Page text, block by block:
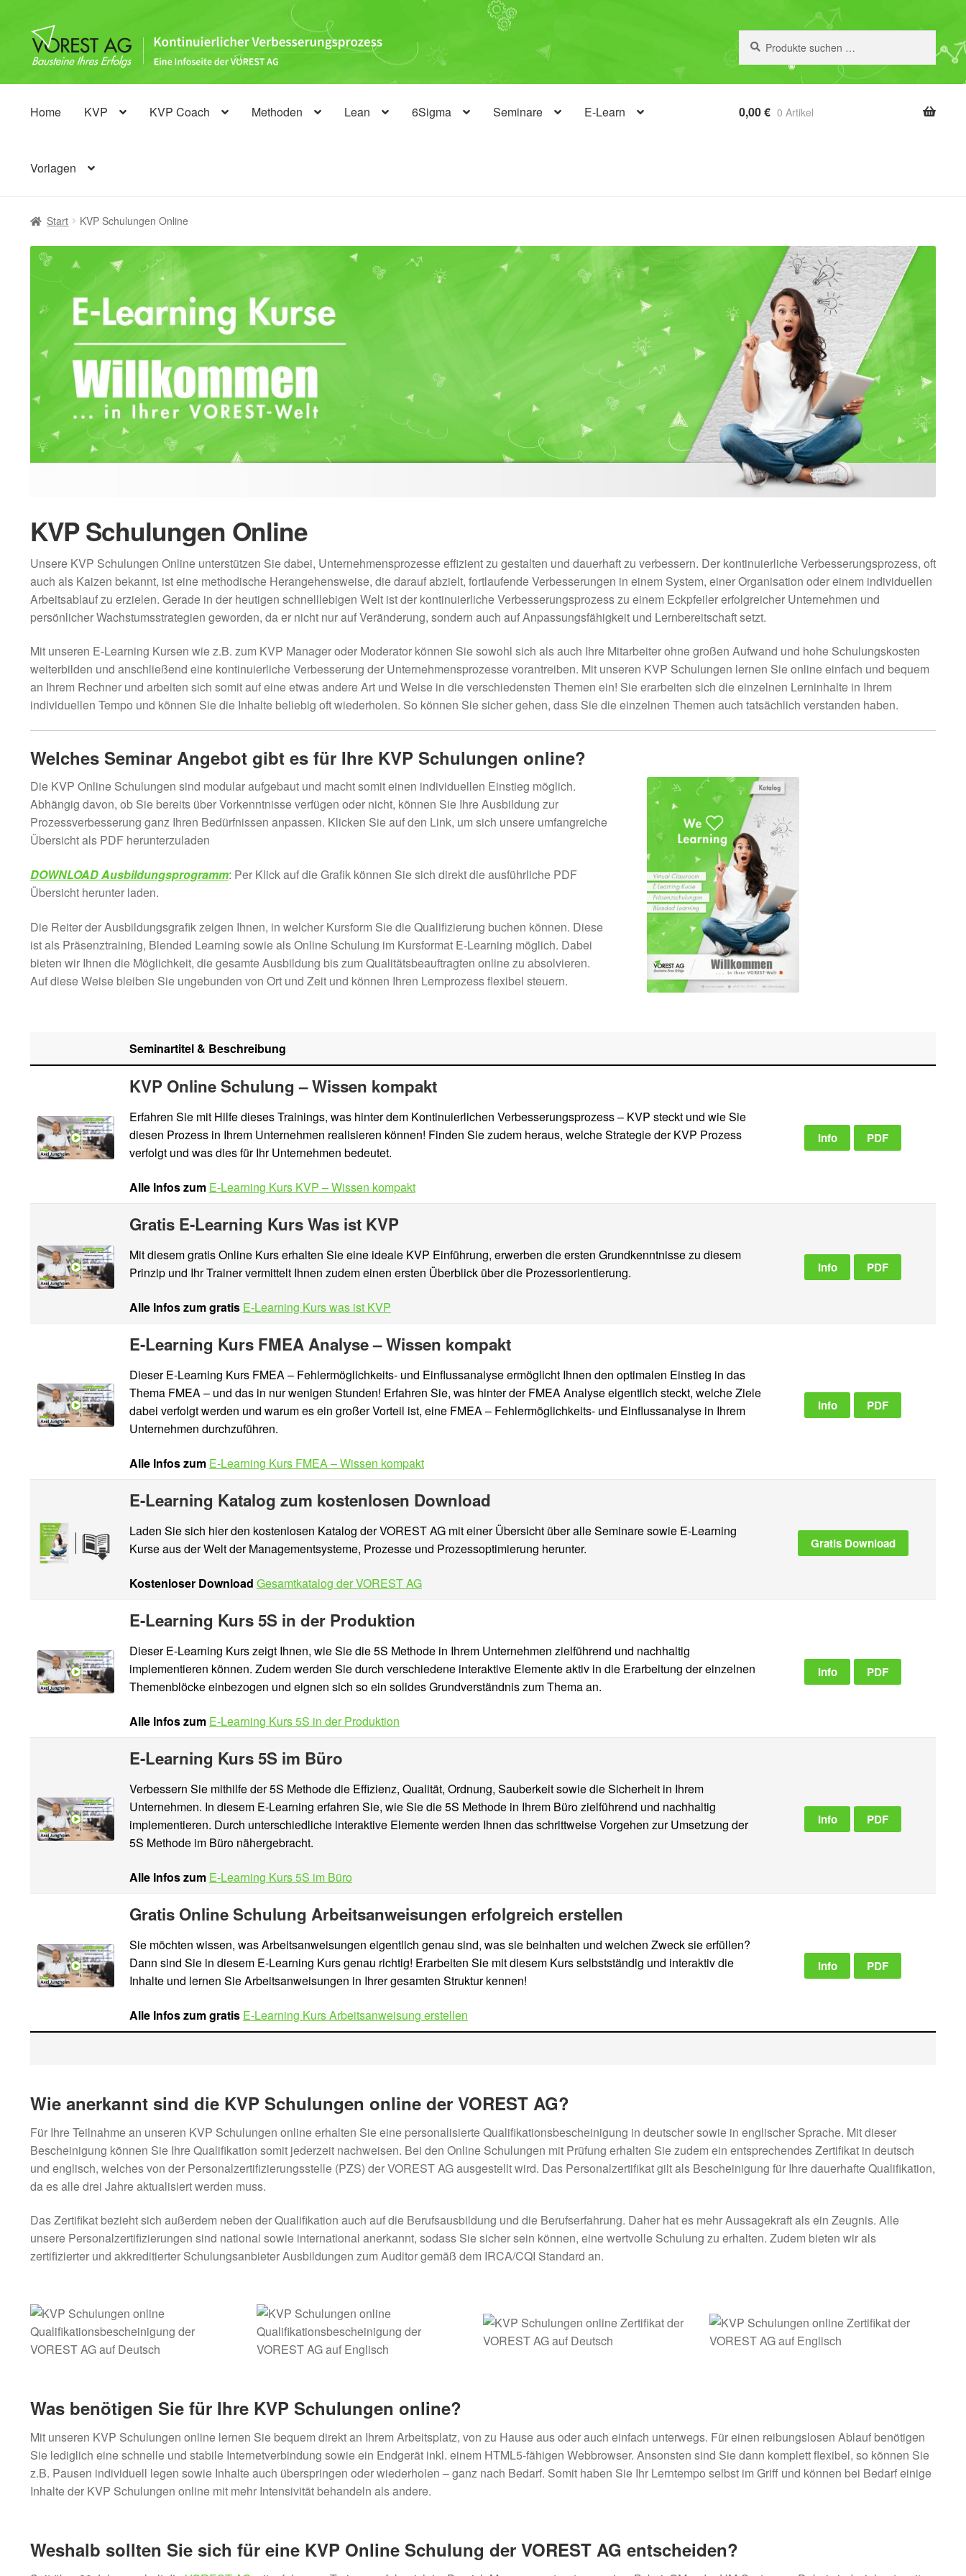
Zur
Navigation
Zum
Inhalt
nach:
Home KVP KVP Coach Methoden Lean 6Sigma Seminare E-Learn
Vorlagen
0,00€ 0 Artikel
Start KVP Schulungen Online
KVP Schulungen Online
Unsere KVP Schulungen Online unterstützen Sie dabei, Unternehmensprozesse effizient zu gestalten und dauerhaft zu verbessern. Der kontinuierliche Verbesserungsprozess, oft
auch als Kaizen bekannt, ist eine methodische Herangehensweise, die darauf abzielt, fortlaufende Verbesserungen in einem System, einer Organisation oder einem individuellen
Arbeitsablauf zu erzielen. Gerade in der heutigen schnelllebigen Welt ist der kontinuierliche Verbesserungsprozess zu einem Eckpfeiler erfolgreicher Unternehmen und
persönlicher Wachstumsstrategien geworden, da er nicht nur auf Veränderung, sondern auch auf Anpassungsfähigkeit und Lernbereitschaft setzt.
Mit unseren E-Learning Kursen wie z.B. zum KVP Manager oder Moderator können Sie sowohl sich als auch Ihre Mitarbeiter ohne großen Aufwand und hohe Schulungskosten
weiterbilden und anschließend eine kontinuierliche Verbesserung der Unternehmensprozesse vorantreiben. Mit unseren KVP Schulungen lernen Sie online einfach und bequem
an Ihrem Rechner und arbeiten sich somit auf eine etwas andere Art und Weise in die verschiedensten Themen ein! Sie erarbeiten sich die einzelnen Lerninhalte in Ihrem
individuellen Tempo und können Sie die Inhalte beliebig oft wiederholen. So können Sie sicher gehen, dass Sie die einzelnen Themen auch tatsächlich verstanden haben.
Welches Seminar Angebot gibt es für Ihre KVP Schulungen online?
Die KVP Online Schulungen sind modular aufgebaut und macht somit einen individuellen Einstieg möglich.
Abhängig davon, ob Sie bereits über Vorkenntnisse verfügen oder nicht, können Sie Ihre Ausbildung zur
Prozessverbesserung ganz Ihren Bedürfnissen anpassen. Klicken Sie auf den Link, um sich unsere umfangreiche
Übersicht als PDF herunterzuladen
DOWNLOAD Ausbildungsprogramm: Per Klick auf die Grafik können Sie sich direkt die ausführliche PDF
Übersicht herunter laden.
Die Reiter der Ausbildungsgrafik zeigen Ihnen, in welcher Kursform Sie die Qualifizierung buchen können. Diese
ist als Präsenztraining, Blended Learning sowie als Online Schulung im Kursformat E-Learning möglich. Dabei
bieten wir Ihnen die Möglichkeit, die gesamte Ausbildung bis zum Qualitätsbeauftragten online zu absolvieren.
Auf diese Weise bleiben Sie ungebunden von Ort und Zeit und können Ihren Lernprozess flexibel steuern.
Seminartitel & Beschreibung
KVP Online Schulung – Wissen kompakt
Erfahren Sie mit Hilfe dieses Trainings, was hinter dem Kontinuierlichen Verbesserungsprozess – KVP steckt und wie Sie
diesen Prozess in Ihrem Unternehmen realisieren können! Finden Sie zudem heraus, welche Strategie der KVP Prozess
verfolgt und was dies für Ihr Unternehmen bedeutet.
Alle Infos zum E-Learning Kurs KVP – Wissen kompakt
Info PDF
Gratis E-Learning Kurs Was ist KVP
Mit diesem gratis Online Kurs erhalten Sie eine ideale KVP Einführung, erwerben die ersten Grundkenntnisse zu diesem
Prinzip und Ihr Trainer vermittelt Ihnen zudem einen ersten Überblick über die Prozessorientierung.
Alle Infos zum gratis E-Learning Kurs was ist KVP
Info PDF
E-Learning Kurs FMEA Analyse – Wissen kompakt
Dieser E-Learning Kurs FMEA – Fehlermöglichkeits- und Einflussanalyse ermöglicht Ihnen den optimalen Einstieg in das
Thema FMEA – und das in nur wenigen Stunden! Erfahren Sie, was hinter der FMEA Analyse eigentlich steckt, welche Ziele
dabei verfolgt werden und warum es ein großer Vorteil ist, eine FMEA – Fehlermöglichkeits- und Einflussanalyse in Ihrem
Unternehmen durchzuführen.
Alle Infos zum E-Learning Kurs FMEA – Wissen kompakt
Info PDF
E-Learning Katalog zum kostenlosen Download
Laden Sie sich hier den kostenlosen Katalog der VOREST AG mit einer Übersicht über alle Seminare sowie E-Learning
Kurse aus der Welt der Managementsysteme, Prozesse und Prozessoptimierung herunter.
Kostenloser Download Gesamtkatalog der VOREST AG
Gratis Download
E-Learning Kurs 5S in der Produktion
Dieser E-Learning Kurs zeigt Ihnen, wie Sie die 5S Methode in Ihrem Unternehmen zielführend und nachhaltig
implementieren können. Zudem werden Sie durch verschiedene interaktive Elemente aktiv in die Erarbeitung der einzelnen
Themenblöcke einbezogen und eignen sich so ein solides Grundverständnis zum Thema an.
Alle Infos zum E-Learning Kurs 5S in der Produktion
Info PDF
E-Learning Kurs 5S im Büro
Verbessern Sie mithilfe der 5S Methode die Effizienz, Qualität, Ordnung, Sauberkeit sowie die Sicherheit in Ihrem
Unternehmen. In diesem E-Learning erfahren Sie, wie Sie die 5S Methode in Ihrem Büro zielführend und nachhaltig
implementieren. Durch unterschiedliche interaktive Elemente werden Ihnen das schrittweise Vorgehen zur Umsetzung der
5S Methode im Büro nähergebracht.
Alle Infos zum E-Learning Kurs 5S im Büro
Info PDF
Gratis Online Schulung Arbeitsanweisungen erfolgreich erstellen
Sie möchten wissen, was Arbeitsanweisungen eigentlich genau sind, was sie beinhalten und welchen Zweck sie erfüllen?
Dann sind Sie in diesem E-Learning Kurs genau richtig! Erarbeiten Sie mit diesem Kurs selbstständig und interaktiv die
Inhalte und lernen Sie Arbeitsanweisungen in Ihrer gesamten Struktur kennen!
Alle Infos zum gratis E-Learning Kurs Arbeitsanweisung erstellen
Info PDF
Wie anerkannt sind die KVP Schulungen online der VOREST AG?
Für Ihre Teilnahme an unseren KVP Schulungen online erhalten Sie eine personalisierte Qualifikationsbescheinigung in deutscher sowie in englischer Sprache. Mit dieser
Bescheinigung können Sie Ihre Qualifikation somit jederzeit nachweisen. Bei den Online Schulungen mit Prüfung erhalten Sie zudem ein entsprechendes Zertifikat in deutsch
und englisch, welches von der Personalzertifizierungsstelle (PZS) der VOREST AG ausgestellt wird. Das Personalzertifikat gilt als Bescheinigung für Ihre dauerhafte Qualifikation,
da es alle drei Jahre aktualisiert werden muss.
Das Zertifikat bezieht sich außerdem neben der Qualifikation auch auf die Berufsausbildung und die Berufserfahrung. Daher hat es mehr Aussagekraft als ein Zeugnis. Alle
unsere Personalzertifizierungen sind national sowie international anerkannt, sodass Sie sicher sein können, eine wertvolle Schulung zu erhalten. Zudem bieten wir als
zertifizierter und akkreditierter Schulungsanbieter Ausbildungen zum Auditor gemäß dem IRCA/CQI Standard an.
Was benötigen Sie für Ihre KVP Schulungen online?
Mit unseren KVP Schulungen online lernen Sie bequem direkt an Ihrem Arbeitsplatz, von zu Hause aus oder auch einfach unterwegs. Für einen reibungslosen Ablauf benötigen
Sie lediglich eine schnelle und stabile Internetverbindung sowie ein Endgerät inkl. einem HTML5-fähigen Webbrowser. Ansonsten sind Sie dann komplett flexibel, so können Sie
z.B. Pausen individuell legen sowie Inhalte auch überspringen oder wiederholen – ganz nach Bedarf. Somit haben Sie Ihr Lerntempo selbst im Griff und können bei Bedarf einige
Inhalte der KVP Schulungen online mit mehr Intensivität behandeln als andere.
Weshalb sollten Sie sich für eine KVP Online Schulung der VOREST AG entscheiden?